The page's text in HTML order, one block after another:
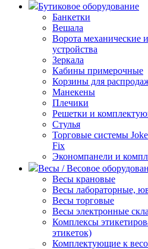
Бутиковое оборудование
Банкетки
Вешала
Ворота механические
устройства
Зеркала
Кабины примерочные
Корзины для
Манекены
Плечики
Решетки и
Стулья
Торговые системы
Fix
Экономпанели и
Весы / Весовое
Весы крановые
Весы лабораторные,
Весы торговые
Весы электронные
Комплексы
этикеток)
Комплектующие к